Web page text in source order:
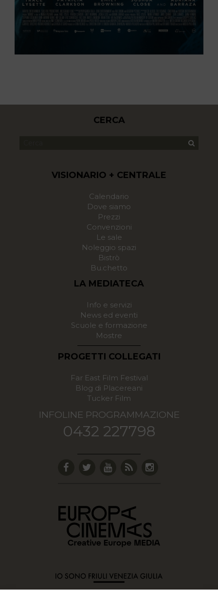
CERCA
VISIONARIO + CENTRALE
Calendario
Dove siamo
Prezzi
Convenzioni
Le sale
Noleggio spazi
Bistrò
Bu.chetto
LA MEDIATECA
Info e servizi
News ed eventi
Scuole e formazione
Mostre
PROGETTI COLLEGATI
Far East Film Festival
Blog di Placereani
Tucker Film
INFOLINE PROGRAMMAZIONE
0432 227798